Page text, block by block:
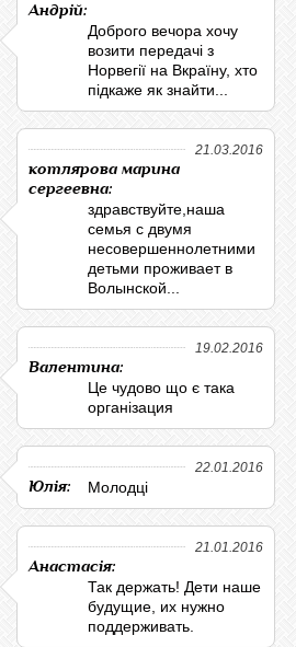
Андрій:
Доброго вечора хочу
возити передачі з
Норвегії на Вкраїну, хто
підкаже як знайти...
21.03.2016
котлярова марина
сергеевна:
здравствуйте,наша
семья с двумя
несовершеннолетними
детьми проживает в
Волынской...
19.02.2016
Валентина:
Це чудово що є така
організация
22.01.2016
Юлія: Молодці
21.01.2016
Анастасія:
Так держать! Дети наше
будущие, их нужно
поддерживать.